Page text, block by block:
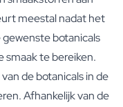
meestal nadat het
botanicals
te bereiken.
de botanicals in de
Afhankelijk van de